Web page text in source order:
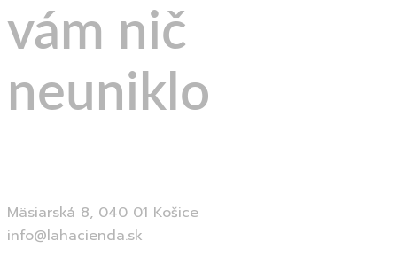
vám nič
neuniklo
Mäsiarská 8, 040 01 Košice
info@lahacienda.sk